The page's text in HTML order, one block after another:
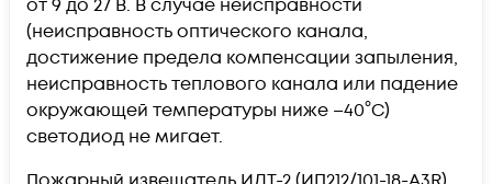
от 9 до 27 В. В случае неисправности
(неисправность оптического канала,
достижение предела компенсации запыления,
неисправность теплового канала или падение
окружающей температуры ниже –40°C)
светодиод не мигает.